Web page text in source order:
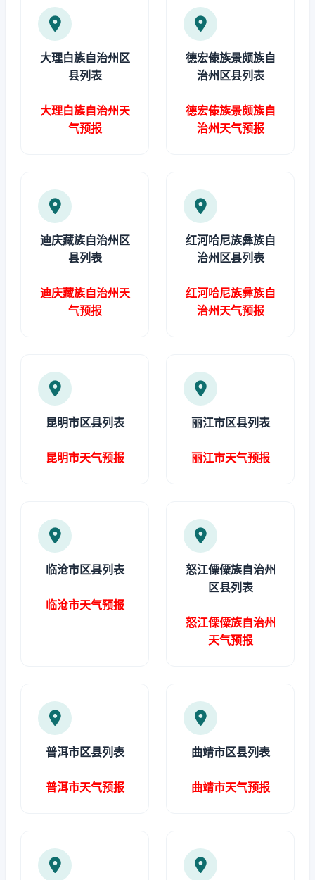
大理白族自治州区
县列表
大理白族自治州天
气预报
德宏傣族景颇族自
治州区县列表
德宏傣族景颇族自
治州天气预报
迪庆藏族自治州区
县列表
迪庆藏族自治州天
气预报
红河哈尼族彝族自
治州区县列表
红河哈尼族彝族自
治州天气预报
昆明市区县列表
昆明市天气预报
丽江市区县列表
丽江市天气预报
临沧市区县列表
临沧市天气预报
怒江傈僳族自治州
区县列表
怒江傈僳族自治州
天气预报
普洱市区县列表
普洱市天气预报
曲靖市区县列表
曲靖市天气预报